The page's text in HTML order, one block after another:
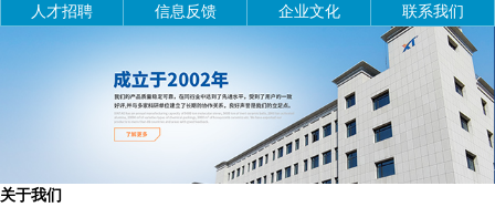
人才招聘
信息反馈 企业文化 联系我们
关于我们